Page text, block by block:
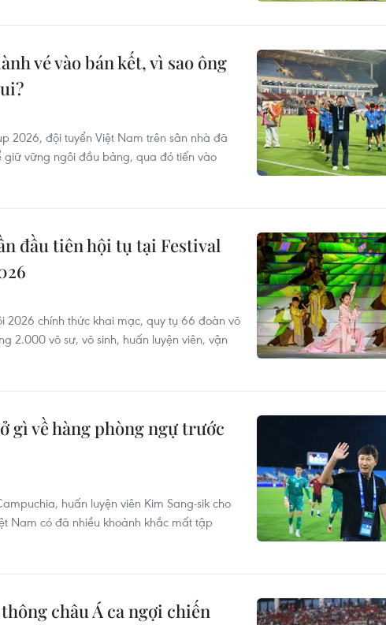
vé vào bán kết, vì sao ông
2026, đội tuyển Việt Nam trên sân nhà đã
giữ vững ngôi đầu bảng, qua đó tiến vào
đầu tiên hội tụ tại Festival
2026 chính thức khai mạc, quy tụ 66 đoàn võ
2.000 võ sư, võ sinh, huấn luyện viên, vận
gì về hàng phòng ngự trước
huấn luyện viên Kim Sang-sik cho
Nam có đã nhiều khoảnh khắc mất tập
châu Á ca ngợi chiến